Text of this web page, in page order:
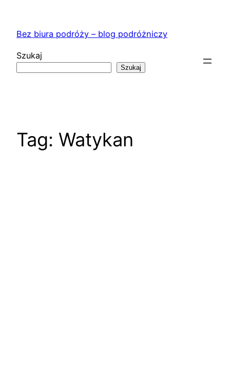
treściBez biura podróży – blog podróżniczy
Szukaj
Szukaj
Tag: Watykan